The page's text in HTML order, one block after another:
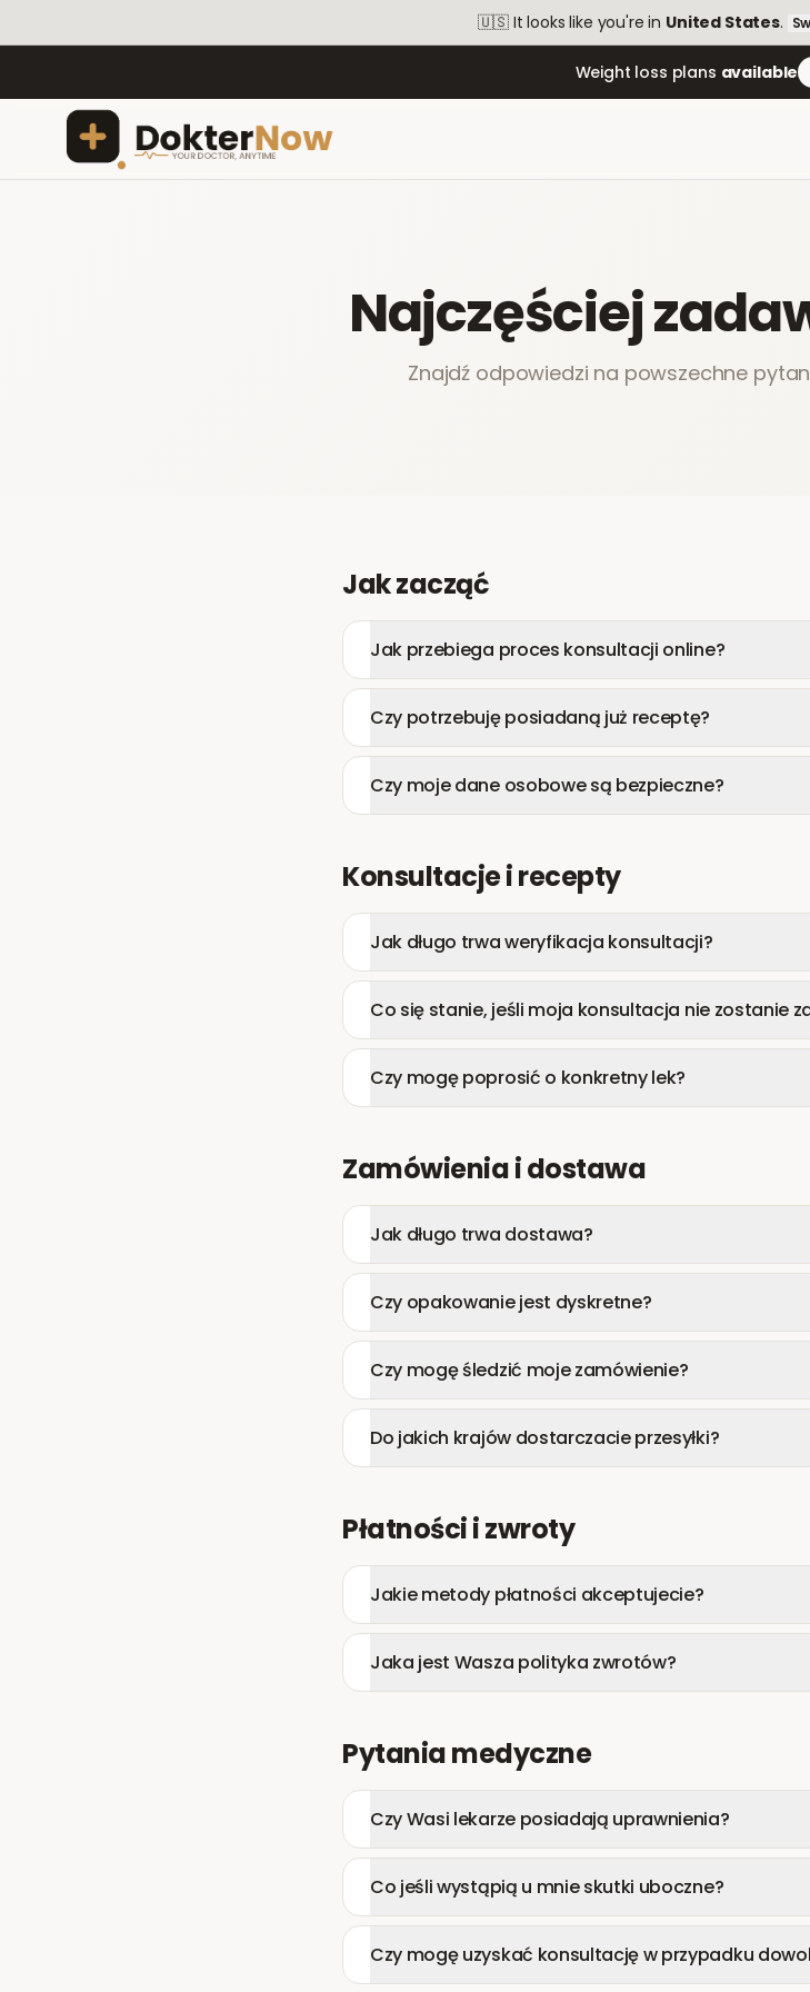
🇺🇸 It looks like you're in United States.
Weight loss plans available
Najczęściej
Znajdź odpowiedzi na powszechne
Jak zacząć
Jak przebiega proces konsultacji online?
Czy potrzebuję posiadaną już receptę?
Czy moje dane osobowe są bezpieczne?
Konsultacje i recepty
Jak długo trwa weryfikacja konsultacji?
Co się stanie, jeśli moja konsultacja nie zostanie
Czy mogę poprosić o konkretny lek?
Zamówienia i dostawa
Jak długo trwa dostawa?
Czy opakowanie jest dyskretne?
Czy mogę śledzić moje zamówienie?
Do jakich krajów dostarczacie przesyłki?
Płatności i zwroty
Jakie metody płatności akceptujecie?
Jaka jest Wasza polityka zwrotów?
Pytania medyczne
Czy Wasi lekarze posiadają uprawnienia?
Co jeśli wystąpią u mnie skutki uboczne?
Czy mogę uzyskać konsultację w przypadku